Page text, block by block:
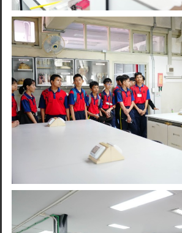
Search
for: